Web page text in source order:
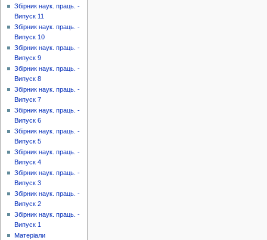
Збірник наук. праць. -
Випуск 11
Збірник наук. праць. -
Випуск 10
Збірник наук. праць. -
Випуск 9
Збірник наук. праць. -
Випуск 8
Збірник наук. праць. -
Випуск 7
Збірник наук. праць. -
Випуск 6
Збірник наук. праць. -
Випуск 5
Збірник наук. праць. -
Випуск 4
Збірник наук. праць. -
Випуск 3
Збірник наук. праць. -
Випуск 2
Збірник наук. праць. -
Випуск 1
Матеріали